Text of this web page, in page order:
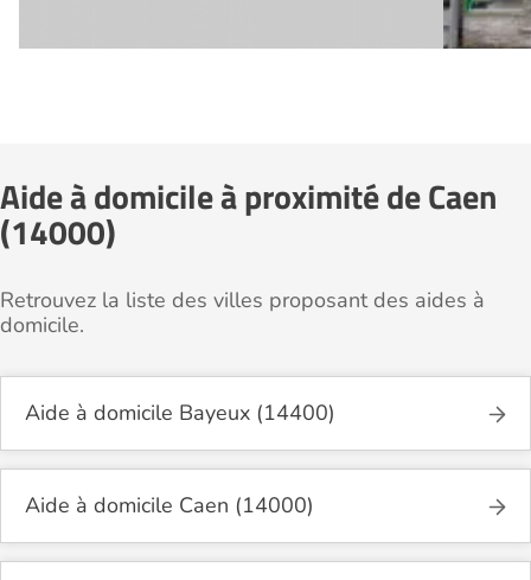
Aide à domicile à proximité de Caen
(14000)
Retrouvez la liste des villes proposant des aides à
domicile.
Aide à domicile Bayeux (14400)
Aide à domicile Caen (14000)